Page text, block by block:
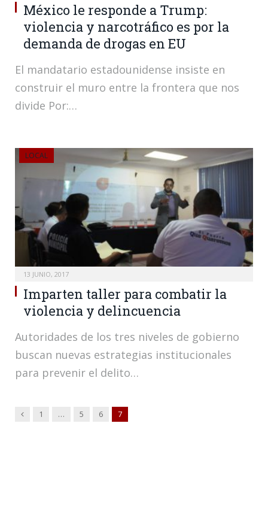
México le responde a Trump:
violencia y narcotráfico es por la
demanda de drogas en EU
El mandatario estadounidense insiste en
construir el muro entre la frontera que nos
divide Por:…
LOCAL
13 JUNIO, 2017
Imparten taller para combatir la
violencia y delincuencia
Autoridades de los tres niveles de gobierno
buscan nuevas estrategias institucionales
para prevenir el delito…
Anterior
1 … 5 6 7